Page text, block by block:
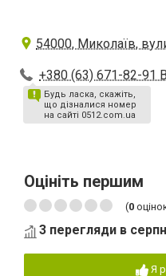
54000, Миколаїв,
+380 (63) 671-82-91
Будь ласка, скажіть,
що дізналися номер
на сайті 0512.com.ua
Оцініть першим
(0
3 перегляди в
Я